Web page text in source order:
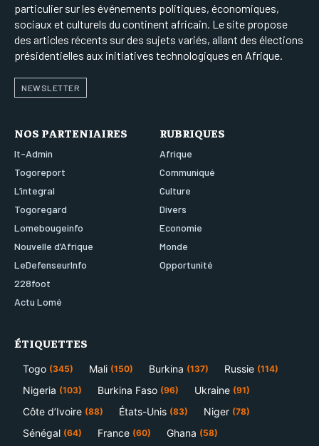
particulier sur les événements politiques, économiques,
sociaux et culturels du continent africain. Le site propose
des articles récents sur des sujets variés, allant des élections
présidentielles aux initiatives technologiques en Afrique.
NEWSLETTER
NOS PARTENIAIRES
It-Admin
Togoreport
L’integral
Togoregard
Lomebougeinfo
Nouvelle d’Afrique
LeDefenseurInfo
228foot
Actu Lomé
RUBRIQUES
Afrique
Communiqué
Culture
Divers
Economie
Monde
Opportunité
ÉTIQUETTES
Togo (345) Mali (150) Burkina (137) Russie (114)
Nigeria (103) Burkina Faso (96) Ukraine (91)
Côte d’Ivoire (88) États-Unis (83) Niger (78)
Sénégal (64) France (60) Ghana (58)